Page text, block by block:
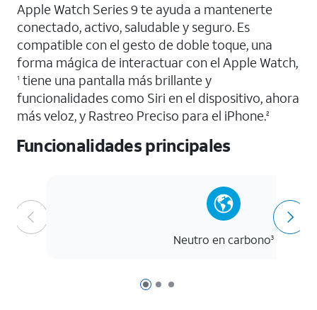
Apple Watch Series 9 te ayuda a mantenerte
conectado, activo, saludable y seguro. Es
compatible con el gesto de doble toque, una
forma mágica de interactuar con el Apple Watch,
1 tiene una pantalla más brillante y
funcionalidades como Siri en el dispositivo, ahora
más veloz, y Rastreo Preciso para el iPhone.2
Funcionalidades principales
Página 1 de 3
Página 2 de 3
Página 3 de 3
Neutro en carbono3